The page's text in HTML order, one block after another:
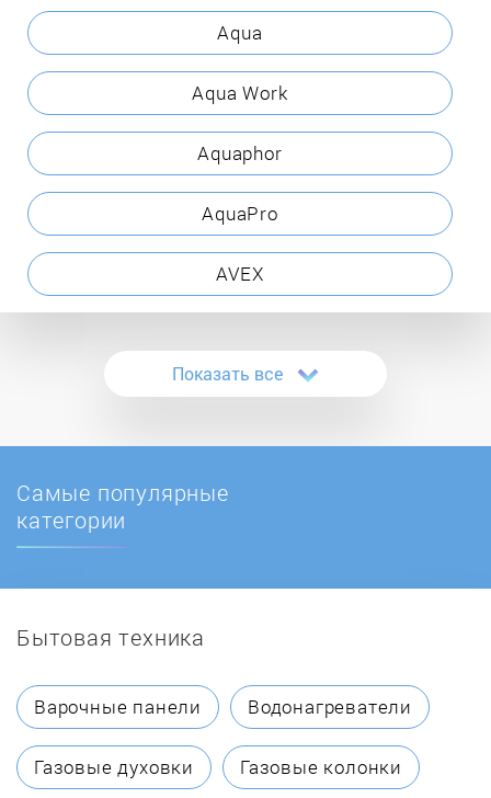
Aqua
Aqua Work
Aquaphor
AquaPro
AVEX
Coway
Ecotronic
HotFrost
Lesoto
RAIFIL
Показать все
Самые популярные
категории
Бытовая техника
Варочные панели Водонагреватели
Газовые духовки Газовые колонки